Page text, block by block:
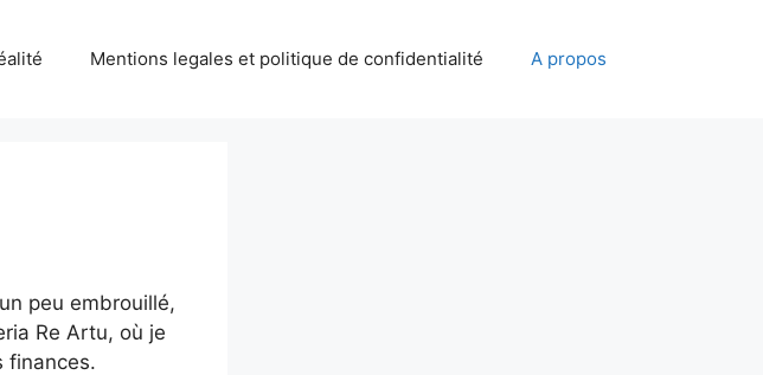
Mentions legales et politique de confidentialité A propos
peu embrouillé,
Re Artu, où je
finances.